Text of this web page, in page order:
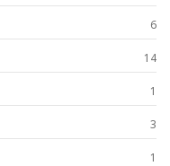
6
14
1
3
1